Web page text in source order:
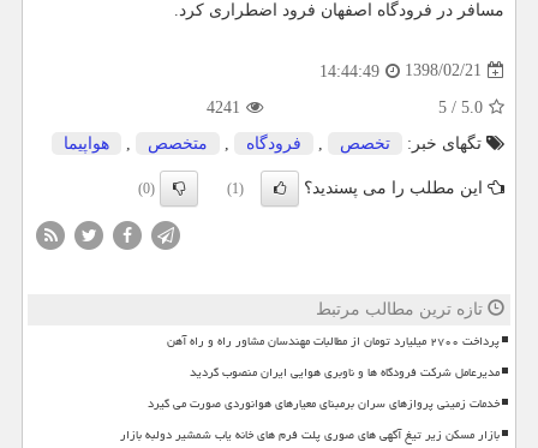
مسافر در فرودگاه اصفهان فرود اضطراری كرد.
1398/02/21
14:44:49
5.0
/
5
4241
تگهای خبر:
تخصص فرودگاه متخصص هواپیما
این مطلب را می پسندید؟ (1)
(0)
تازه ترین مطالب مرتبط
پرداخت ۲۷۰۰ میلیارد تومان از مطالبات مهندسان مشاور راه و راه آهن
مدیرعامل شرکت فرودگاه ها و ناوبری هوایی ایران منصوب گردید
خدمات زمینی پروازهای سران برمبنای معیارهای هوانوردی صورت می گیرد
بازار مسکن زیر تیغ آگهی های صوری پلت فرم های خانه یاب شمشیر دولبه بازار